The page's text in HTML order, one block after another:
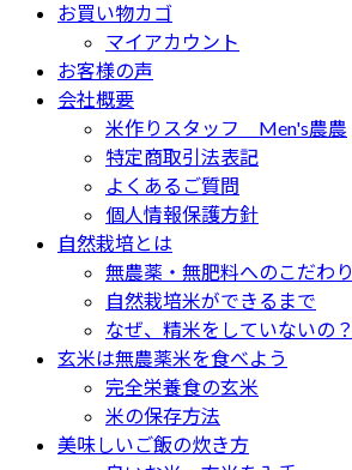
お買い物カゴ
マイアカウント
お客様の声
会社概要
米作りスタッフ Men's農農
特定商取引法表記
よくあるご質問
個人情報保護方針
自然栽培とは
無農薬・無肥料へのこだわり
自然栽培米ができるまで
なぜ、精米をしていないの？
玄米は無農薬米を食べよう
完全栄養食の玄米
米の保存方法
美味しいご飯の炊き方